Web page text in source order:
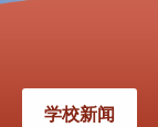
学校新闻